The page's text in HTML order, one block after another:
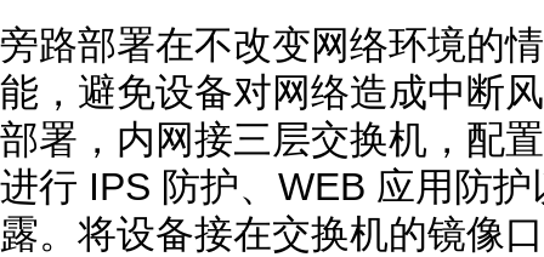
旁路部署在不改变网络环境的
能，避免设备对网络造成中断
部署，内网接三层交换机，配
进行 IPS 防护、WEB 应用防
露。将设备接在交换机的镜像